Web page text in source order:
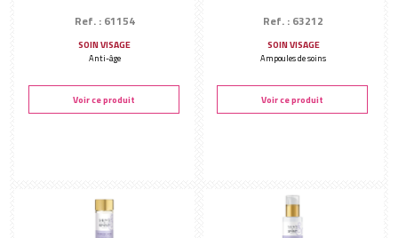
Ref. : 61154
SOIN VISAGE
Anti-âge
Voir ce produit
Ref. : 63212
SOIN VISAGE
Ampoules de soins
Voir ce produit